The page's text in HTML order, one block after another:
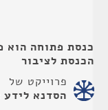
כנסת פתוחה הוא
הכנסת לציבור
פרוייקט של
הסדנא לידע